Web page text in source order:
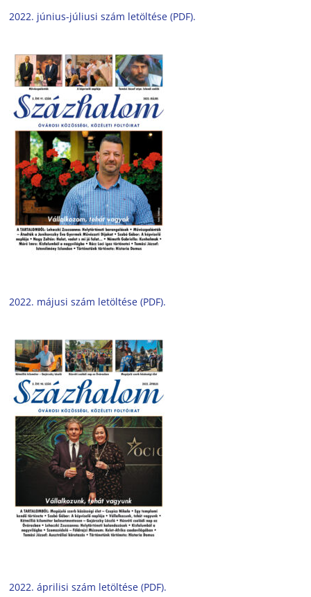
2022. június-júliusi szám letöltése (PDF).
2022. májusi szám letöltése (PDF).
2022. áprilisi szám letöltése (PDF).